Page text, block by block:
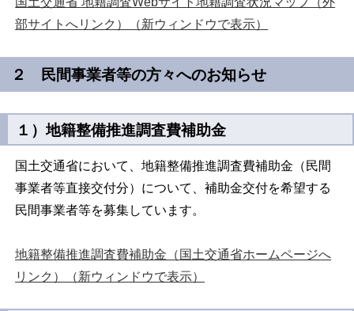
部サイトへリンク）（新ウィンドウで表示）
２ 民間事業者等の方々へのお知らせ
１）地籍整備推進調査費補助金
国土交通省において、地籍整備推進調査費補助金（民間
事業者等直接交付分）について、補助金交付を希望する
民間事業者等を募集しています。
地籍整備推進調査費補助金（国土交通省ホームページへ
リンク）（新ウィンドウで表示）